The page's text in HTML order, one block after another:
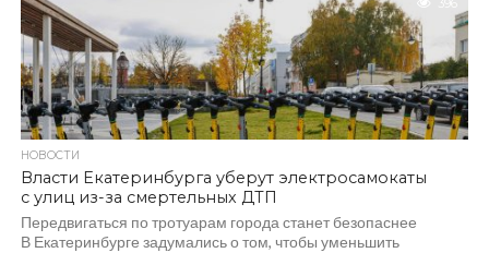
396
НОВОСТИ
Власти Екатеринбурга уберут электросамокаты
с улиц из-за смертельных ДТП
Передвигаться по тротуарам города станет безопаснее
В Екатеринбурге задумались о том, чтобы уменьшить